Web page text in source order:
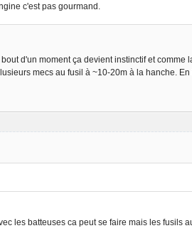
c'est pas gourmand.
d'un moment ça devient instinctif et
mecs au fusil à ~10-20m à la hanche.
les batteuses ca peut se faire mais les fusils